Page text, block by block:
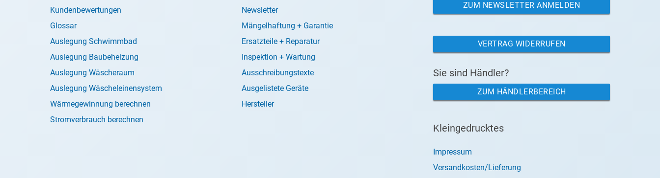
Kundenbewertungen
Glossar
Auslegung Schwimmbad
Auslegung Baubeheizung
Auslegung Wäscheraum
Auslegung Wäscheleinensystem
Wärmegewinnung berechnen
Stromverbrauch berechnen
Newsletter
Mängelhaftung + Garantie
Ersatzteile + Reparatur
Inspektion + Wartung
Ausschreibungstexte
Ausgelistete Geräte
Hersteller
ZUM NEWSLETTER ANMELDEN
VERTRAG WIDERRUFEN
Sie sind Händler?
ZUM HÄNDLERBEREICH
Kleingedrucktes
Impressum
Versandkosten/Lieferung